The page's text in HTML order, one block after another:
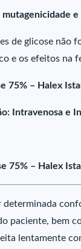
mutagenicidade
de glicose não
e os efeitos na
75% – Halex
Intravenosa e
75% – Halex
determinada
paciente, bem
lentamente